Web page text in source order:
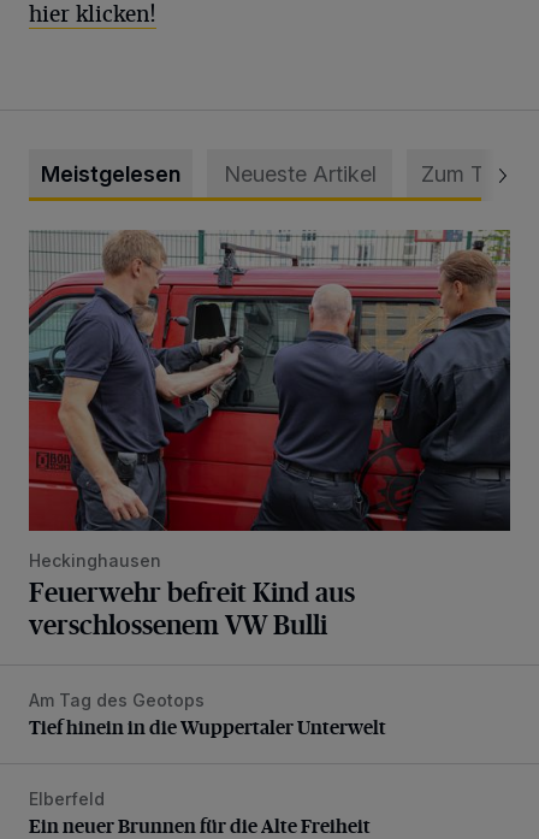
hier klicken!
Meistgelesen Neueste Artikel Zum Thema
Feuerwehr befreit Kind aus verschlossenem VW Bulli
Heckinghausen
Feuerwehr befreit Kind aus
verschlossenem VW Bulli
Tief hinein in die Wuppertaler Unterwelt
Am Tag des Geotops
Tief hinein in die Wuppertaler Unterwelt
Ein neuer Brunnen für die Alte Freiheit
Elberfeld
Ein neuer Brunnen für die Alte Freiheit